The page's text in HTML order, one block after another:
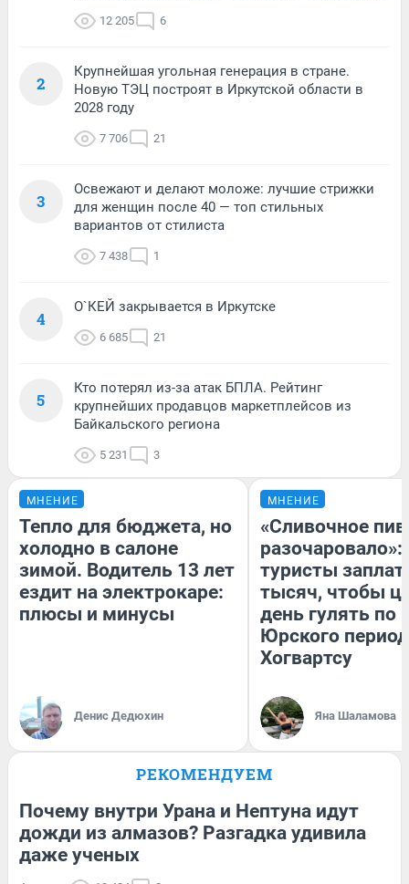
12 205 6
2
Крупнейшая угольная генерация в стране.
Новую ТЭЦ построят в Иркутской области в
2028 году
7 706 21
3
Освежают и делают моложе: лучшие стрижки
для женщин после 40 — топ стильных
вариантов от стилиста
7 438 1
4
О`КЕЙ закрывается в Иркутске
6 685 21
5
Кто потерял из-за атак БПЛА. Рейтинг
крупнейших продавцов маркетплейсов из
Байкальского региона
5 231 3
МНЕНИЕ
Тепло для бюджета, но
холодно в салоне
зимой. Водитель 13 лет
ездит на электрокаре:
плюсы и минусы
Денис Дедюхин
МНЕНИЕ
«Сливочное
разочаровало»:
туристы
тысяч, чтобы
день гулять по
Юрского
Хогвартсу
Яна Шаламова
РЕКОМЕНДУЕМ
Почему внутри Урана и Нептуна идут
дожди из алмазов? Разгадка удивила
даже ученых